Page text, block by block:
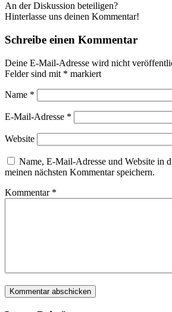
An der Diskussion beteiligen?
Hinterlasse uns deinen Kommentar!
Schreibe einen Kommentar
Deine E-Mail-Adresse wird nicht
Felder sind mit * markiert
Name *
E-Mail-Adresse *
Website
Name, E-Mail-Adresse und Website in
meinen nächsten Kommentar speichern.
Kommentar *